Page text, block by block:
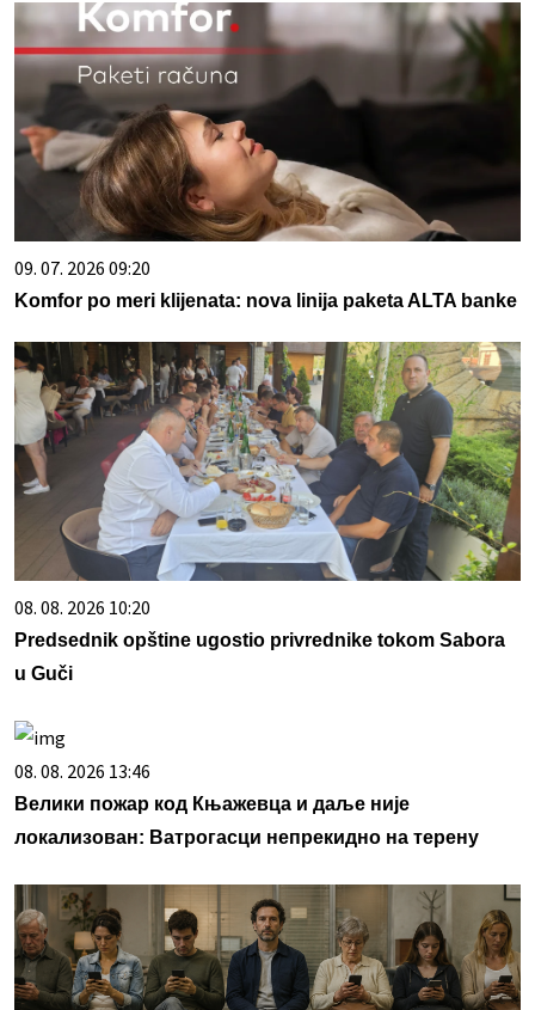
09. 07. 2026 09:20
Komfor po meri klijenata: nova linija paketa ALTA banke
08. 08. 2026 10:20
Predsednik opštine ugostio privrednike tokom Sabora
u Guči
08. 08. 2026 13:46
Велики пожар код Књажевца и даље није
локализован: Ватрогасци непрекидно на терену